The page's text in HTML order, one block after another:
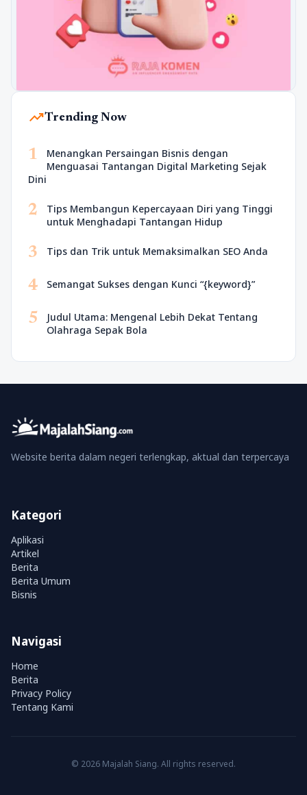
trending_upTrending Now
1
Menangkan Persaingan Bisnis dengan
Menguasai Tantangan Digital Marketing Sejak
Dini
2
Tips Membangun Kepercayaan Diri yang Tinggi
untuk Menghadapi Tantangan Hidup
3 Tips dan Trik untuk Memaksimalkan SEO Anda
4 Semangat Sukses dengan Kunci “{keyword}”
5
Judul Utama: Mengenal Lebih Dekat Tentang
Olahraga Sepak Bola
Website berita dalam negeri terlengkap, aktual dan terpercaya
Kategori
Aplikasi
Artikel
Berita
Berita Umum
Bisnis
Navigasi
Home
Berita
Privacy Policy
Tentang Kami
© 2026 Majalah Siang. All rights reserved.